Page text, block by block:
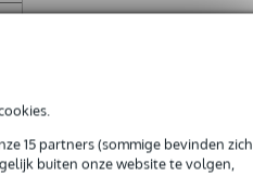
15 partners (sommige bevinden zich
buiten onze website te volgen,
Je naam
Fazley T-10 clip-on
tuner